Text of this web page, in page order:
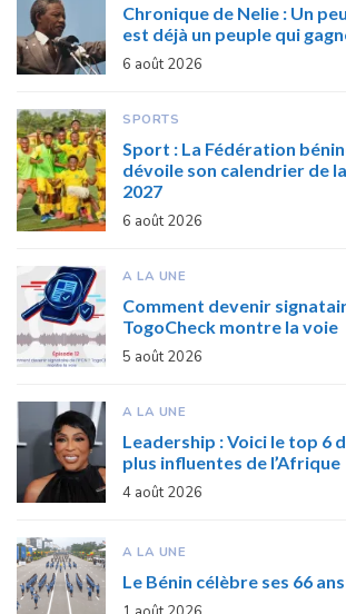
Chronique de Nelie : Un
est déjà un peuple qui
6 août 2026
SPORTS
Sport : La Fédération
dévoile son calendrier de
2027
6 août 2026
A LA UNE
Comment devenir
TogoCheck montre la voie
5 août 2026
A LA UNE
Leadership : Voici le top 6
plus influentes de l’Afrique
4 août 2026
A LA UNE
Le Bénin célèbre ses 66